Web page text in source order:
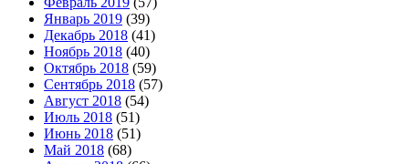
Январь 2019 (39)
Декабрь 2018 (41)
Ноябрь 2018 (40)
Октябрь 2018 (59)
Сентябрь 2018 (57)
Август 2018 (54)
Июль 2018 (51)
Июнь 2018 (51)
Май 2018 (68)